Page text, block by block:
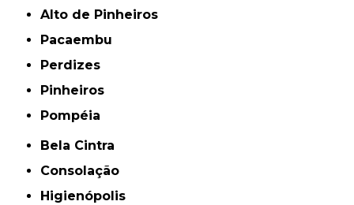
Alto de Pinheiros
Pacaembu
Perdizes
Pinheiros
Pompéia
Bela Cintra
Consolação
Higienópolis